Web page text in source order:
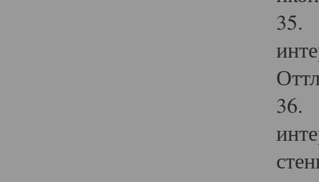
35.
36.